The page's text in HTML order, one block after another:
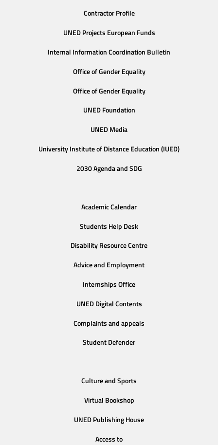
Contractor Profile
UNED Projects European Funds
Internal Information Coordination Bulletin
Office of Gender Equality
Office of Gender Equality
UNED Foundation
UNED Media
University Institute of Distance Education (IUED)
2030 Agenda and SDG
Academic Calendar
Students Help Desk
Disability Resource Centre
Advice and Employment
Internships Office
UNED Digital Contents
Complaints and appeals
Student Defender
Culture and Sports
Virtual Bookshop
UNED Publishing House
Access to